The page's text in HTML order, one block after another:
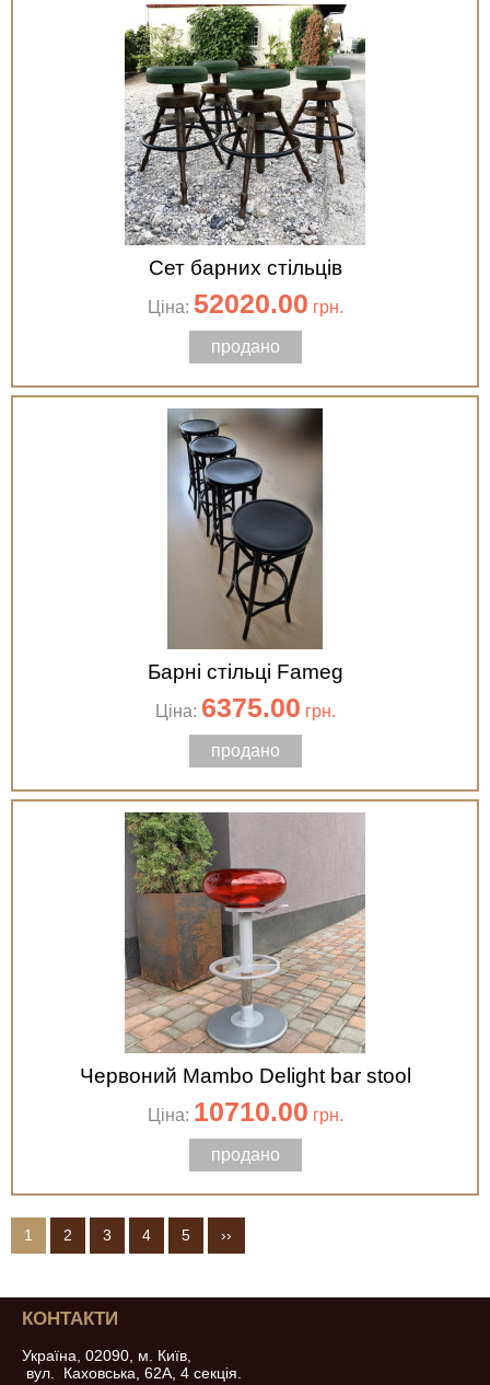
Сет барних стільців
Ціна: 52020.00 грн.
продано
Барні стільці Fameg
Ціна: 6375.00 грн.
продано
Червоний Mambo Delight bar stool
Ціна: 10710.00 грн.
продано
1 2 3 4 5 ››
КОНТАКТИ
Україна, 02090, м. Київ,
вул. Каховська, 62А, 4 секція.